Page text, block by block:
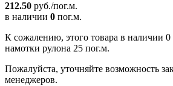
212.50 руб./пог.м.
в наличии 0 пог.м.
К сожалению, этого товара в наличии 0
намотки рулона 25 пог.м.
Пожалуйста, уточняйте возможность
менеджеров.